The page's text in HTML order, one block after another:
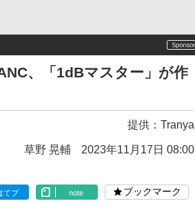
、「1dBマスター」が作
提供： Tranya
草野 晃輔 2023年11月17日 08:00
てブ note ブックマーク